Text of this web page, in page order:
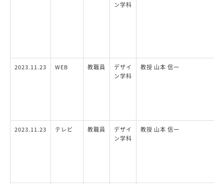
ン学科
2023.11.23 WEB 教職員
デザイ
ン学科
教授 山本 信一
2023.11.23 テレビ 教職員
デザイ
ン学科
教授 山本 信一